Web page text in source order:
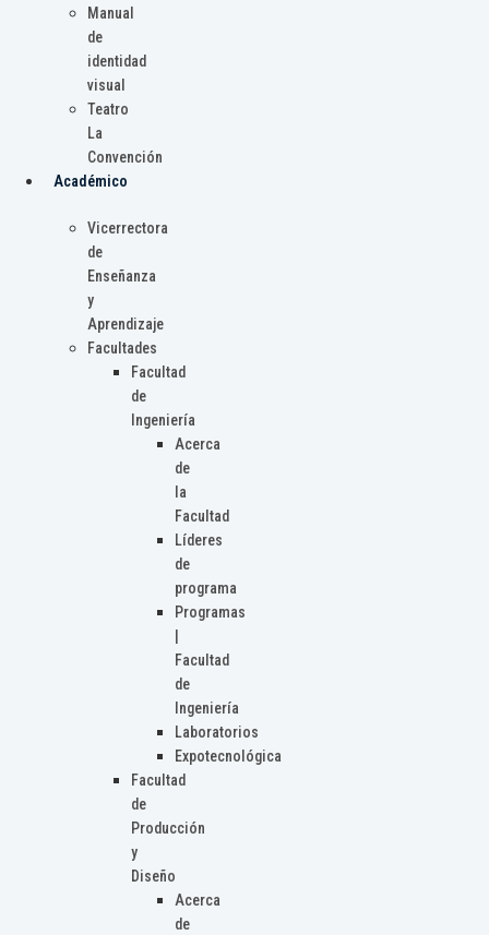
Manual
de
identidad
visual
Teatro
La
Convención
Académico
Vicerrectora
de
Enseñanza
y
Aprendizaje
Facultades
Facultad
de
Ingeniería
Acerca
de
la
Facultad
Líderes
de
programa
Programas
Facultad
de
Ingeniería
Laboratorios
Expotecnológica
Facultad
de
Producción
y
Diseño
Acerca
de